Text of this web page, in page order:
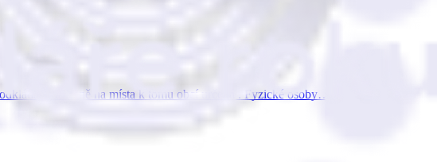
odděleně na místa k tomu obcí určená . Fyzické osoby…